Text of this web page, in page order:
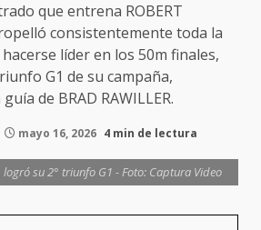
que entrena ROBERT
consistentemente toda la
líder en los 50m finales,
G1 de su campaña,
de BRAD RAWILLER.
mayo 16, 2026 4 min de lectura
su 2° triunfo G1 - Foto: Captura Video